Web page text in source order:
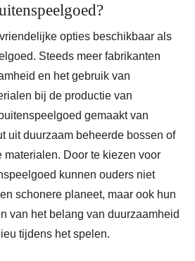
opties beschikbaar als
Steeds meer fabrikanten
en het gebruik van
bij de productie van
gemaakt van
uit duurzaam beheerde bossen of
materialen. Door te kiezen voor
kunnen ouders niet
schonere planeet, maar ook hun
van het belang van duurzaamheid
tijdens het spelen.